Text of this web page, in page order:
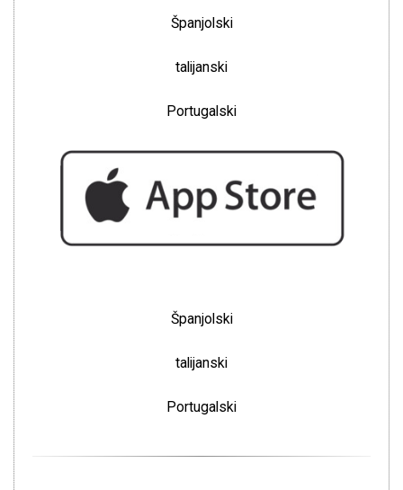
Španjolski
talijanski
Portugalski
Španjolski
talijanski
Portugalski